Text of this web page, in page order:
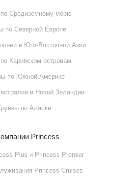
Cредиземному морю
по Cеверной Европе
и Юго-Восточной Азии
Карибским островам
по Южной Америке
и Новой Зеландии
по Аляске
Princess
Plus и Princess Premier
Princess Cruises